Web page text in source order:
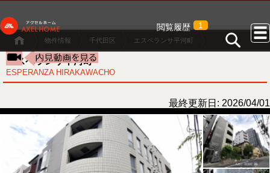
閲覧履歴 1
物件情報 千代田区 エスペランサ平河町
エスペランサ平河町
ESPERANZA HIRAKAWACHO
最終更新日: 2026/04/01